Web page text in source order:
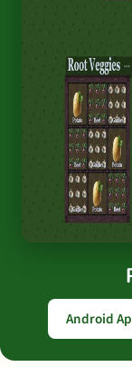
Android